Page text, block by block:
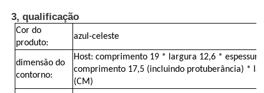
Monitor de íons negativos atmosféricos
Detector de PM2.5
3, qualificação
Cor do
produto:
azul-celeste
dimensão do
contorno:
Host: comprimento 19 * largura 12,6 * espessura
comprimento 17,5 (incluindo protuberância) *
(CM)